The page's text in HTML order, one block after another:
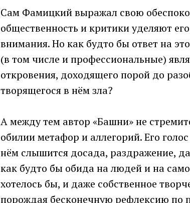
Сам Фамицкий выражал свою
общественность и критики уделяют
внимания. Но как будто бы ответ на
(в том числе и профессиональные)
откровения, доходящего порой до
творящегося в нём зла?
А между тем автор «Башни» не
обилии метафор и аллегорий. Его
нём слышится досада, раздражение,
как будто бы обида на людей и на
хотелось бы, и даже собственное
порождая бесконечную рефлексию по